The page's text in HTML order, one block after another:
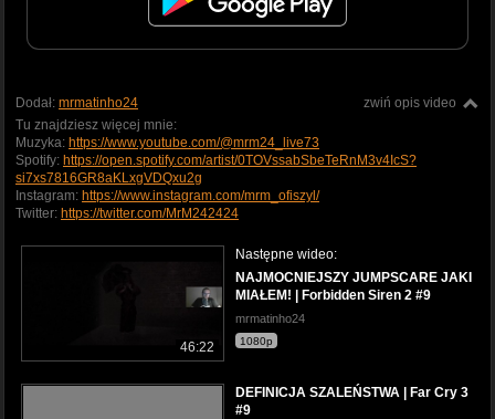
zwiń opis video
Dodał: mrmatinho24
Tu znajdziesz więcej mnie:
Muzyka: https://www.youtube.com/@mrm24_live73
Spotify: https://open.spotify.com/artist/0TOVssabSbeTeRnM3v4IcS?
si7xs7816GR8aKLxgVDQxu2g
Instagram: https://www.instagram.com/mrm_ofiszyl/
Twitter: https://twitter.com/MrM242424
46:22
Następne wideo:
NAJMOCNIEJSZY JUMPSCARE JAKI
MIAŁEM! | Forbidden Siren 2 #9
mrmatinho24
1080p
DEFINICJA SZALEŃSTWA | Far Cry 3
#9